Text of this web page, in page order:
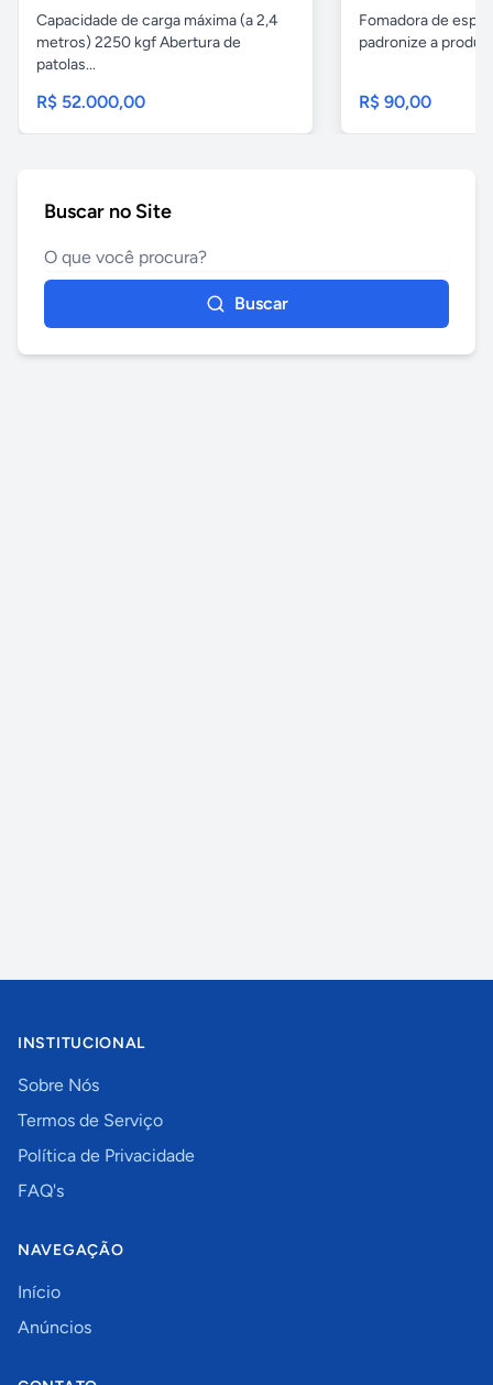
Capacidade de carga máxima (a 2,4
metros) 2250 kgf Abertura de
patolas...
R$ 52.000,00
Fomadora de
padronize a
R$ 90,00
Buscar no Site
Buscar
INSTITUCIONAL
Sobre Nós
Termos de Serviço
Política de Privacidade
FAQ's
NAVEGAÇÃO
Início
Anúncios